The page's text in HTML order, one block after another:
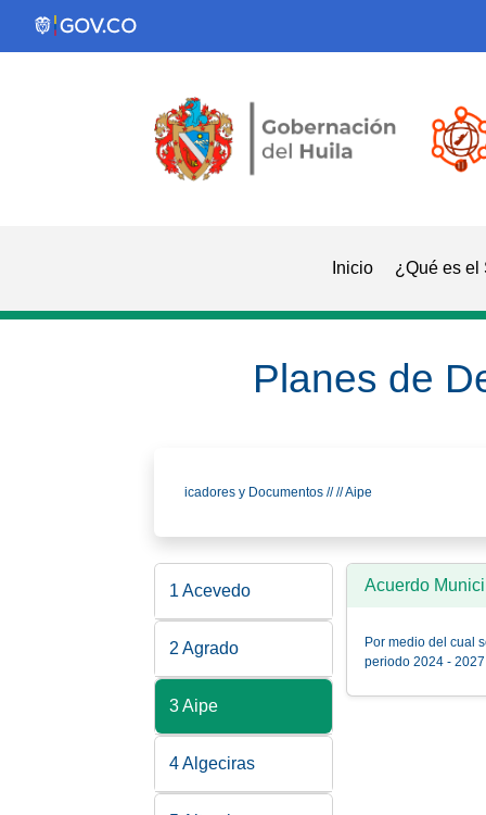
Inicio ¿Qué es el
Planes de
icadores y Documentos // // Aipe
1 Acevedo
2 Agrado
3 Aipe
4 Algeciras
Acuerdo
Por medio del cual
periodo 2024 -